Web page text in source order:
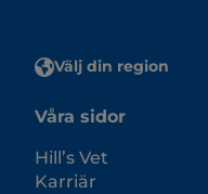
Välj din region
Våra sidor
Hill’s Vet
Karriär